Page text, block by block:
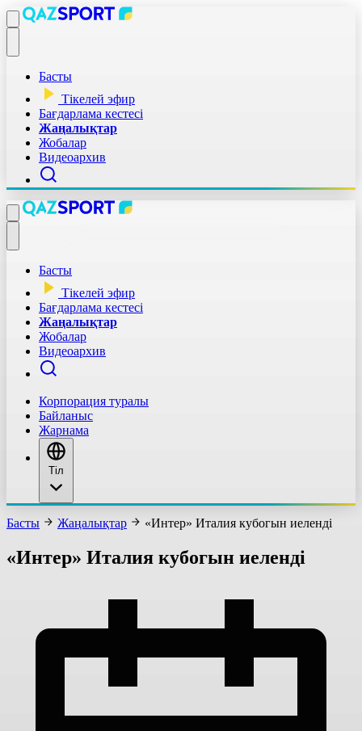
Басты
Тікелей эфир
Бағдарлама кестесі
Жаңалықтар
Жобалар
Видеоархив
Басты
Тікелей эфир
Бағдарлама кестесі
Жаңалықтар
Жобалар
Видеоархив
Корпорация туралы
Байланыс
Жарнама
Тіл
Басты Жаңалықтар «Интер» Италия кубогын иеленді
«Интер» Италия кубогын иеленді